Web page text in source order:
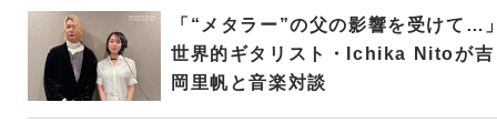
「“メタラー”の父の影響を受けて…
世界的ギタリスト・Ichika Nitoが吉
岡里帆と音楽対談